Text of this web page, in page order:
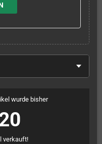
wurde bisher
verkauft!